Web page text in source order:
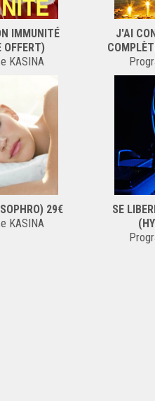
IMMUNITÉ
OFFERT)
KASINA
J'AI
29€
KASINA
SE